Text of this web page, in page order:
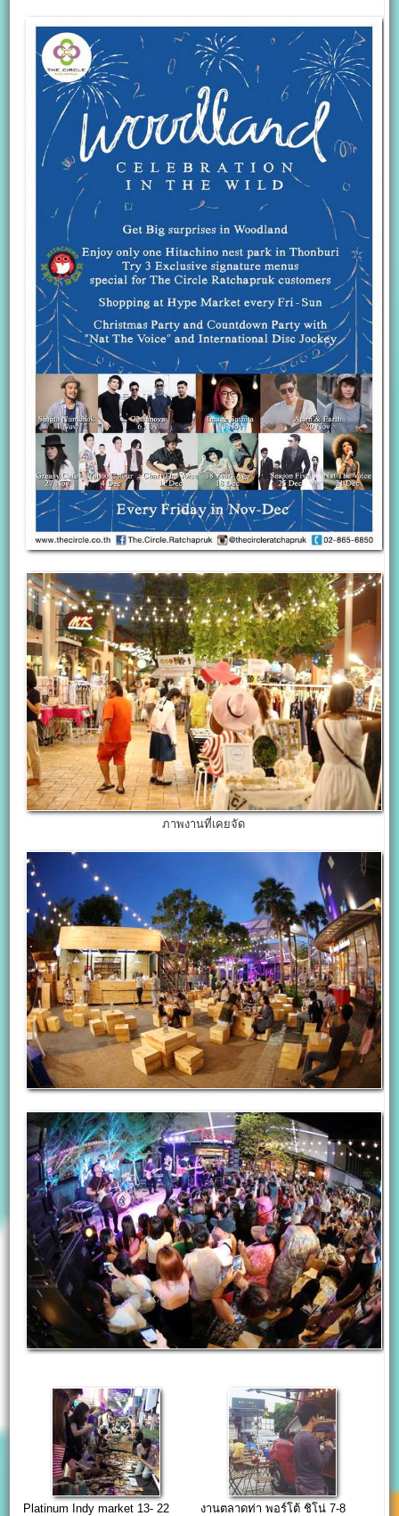
ภาพงานที่เคยจัด
Platinum Indy market 13- 22
งานตลาดท่า พอร์โต้ ชิโน่ 7-8